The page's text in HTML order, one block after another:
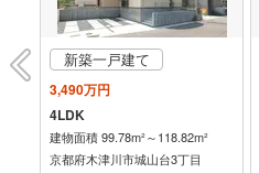
新築一戸建て
3,490万円
4LDK
建物面積 99.78m²～118.82m²
京都府木津川市城山台3丁目